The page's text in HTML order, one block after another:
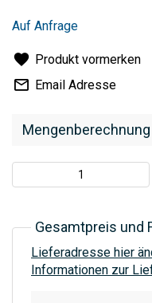
springen
Gesamtpreis und
Lieferadresse hier
Informationen zur
Auf Anfrage
Produkt vormerken
Email Adresse